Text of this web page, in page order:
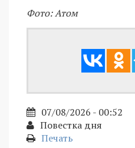
Фото: Атом
07/08/2026 - 00:52
Повестка дня
Печать